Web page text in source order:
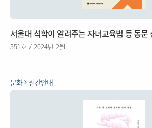
서울대 석학이 알려주는 자녀교육법 등 동문
551호 / 2024년 2월
문화 신간안내